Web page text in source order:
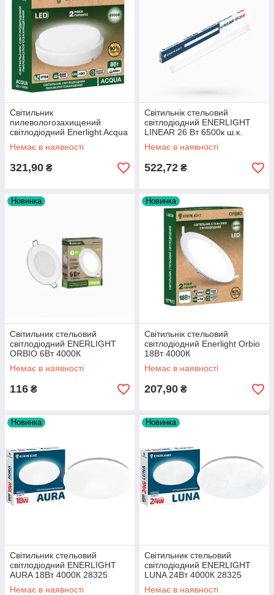
Світильник
пилевологозахищений
світлодіодний Enerlight Acqua
8Вт 4100К
Немає в наявності
321,90 ₴
Cвітильнік стельовий
світлодіодний ENERLIGHT
LINEAR 26 Вт 6500к ш.к.
4823093503656 28325
Немає в наявності
522,72 ₴
Новинка
Cвітильник стельовий
світлодіодний ENERLIGHT
ORBIO 6Вт 4000К
Немає в наявності
116 ₴
Новинка
Світильнік стельовий
світлодіодний Enerlight Orbio
18Вт 4000К
Немає в наявності
207,90 ₴
Новинка
Cвітильник стельовий
світлодіодний ENERLIGHT
AURA 18Вт 4000К 28325
Немає в наявності
Новинка
Cвітильник стельовий
світлодіодний ENERLIGHT
LUNA 24Вт 4000К 28325
Немає в наявності